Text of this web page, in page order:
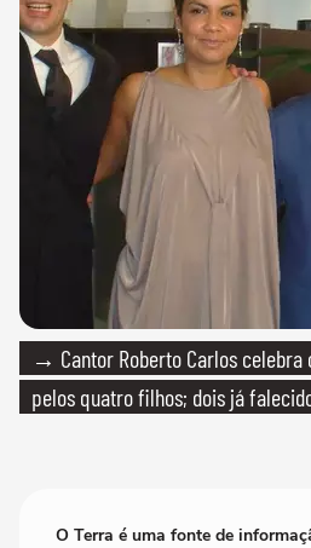
→ Cantor Roberto Carlos celebra
pelos quatro filhos; dois já
O Terra é uma fonte de